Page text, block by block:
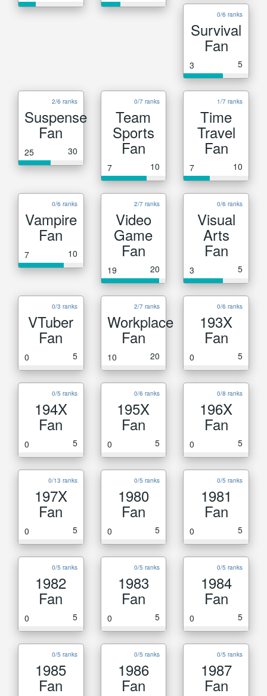
0/6 ranks
Survival
Fan
3 5
2/6 ranks
Suspense
Fan
25 30
0/7 ranks
Team
Sports
Fan
7 10
1/7 ranks
Time
Travel
Fan
7 10
0/6 ranks
Vampire
Fan
7 10
2/7 ranks
Video
Game
Fan
19 20
0/6 ranks
Visual
Arts
Fan
3 5
0/3 ranks
VTuber
Fan
0 5
2/7 ranks
Workplace
Fan
10 20
0/6 ranks
193X
Fan
0 5
0/5 ranks
194X
Fan
0 5
0/6 ranks
195X
Fan
0 5
0/8 ranks
196X
Fan
0 5
0/13 ranks
197X
Fan
0 5
0/5 ranks
1980
Fan
0 5
0/5 ranks
1981
Fan
0 5
0/5 ranks
1982
Fan
0 5
0/5 ranks
1983
Fan
0 5
0/5 ranks
1984
Fan
0 5
0/5 ranks
1985
Fan
0/5 ranks
1986
Fan
0/5 ranks
1987
Fan